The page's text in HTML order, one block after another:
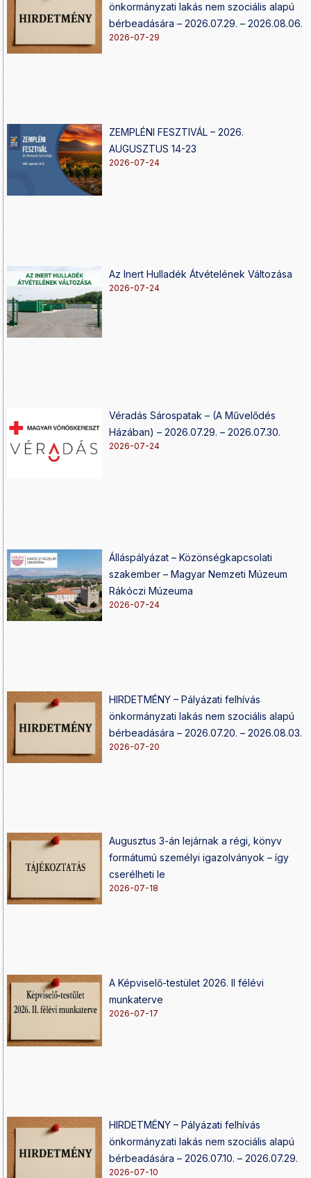
önkormányzati lakás nem szociális alapú
bérbeadására – 2026.07.29. – 2026.08.06.
2026-07-29
ZEMPLÉNI FESZTIVÁL – 2026.
AUGUSZTUS 14-23
2026-07-24
Az Inert Hulladék Átvételének Változása
2026-07-24
Véradás Sárospatak – (A Művelődés
Házában) – 2026.07.29. – 2026.07.30.
2026-07-24
Álláspályázat – Közönségkapcsolati
szakember – Magyar Nemzeti Múzeum
Rákóczi Múzeuma
2026-07-24
HIRDETMÉNY – Pályázati felhívás
önkormányzati lakás nem szociális alapú
bérbeadására – 2026.07.20. – 2026.08.03.
2026-07-20
Augusztus 3-án lejárnak a régi, könyv
formátumú személyi igazolványok – így
cserélheti le
2026-07-18
A Képviselő-testület 2026. II félévi
munkaterve
2026-07-17
HIRDETMÉNY – Pályázati felhívás
önkormányzati lakás nem szociális alapú
bérbeadására – 2026.07.10. – 2026.07.29.
2026-07-10